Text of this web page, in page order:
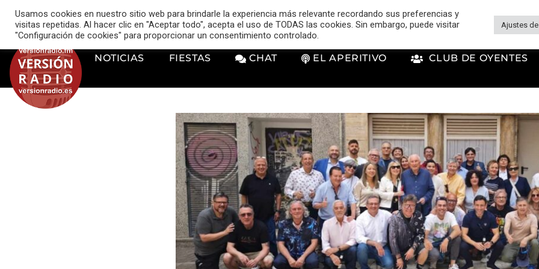
music_note VERSIÓN RADIO
NOTICIAS FIESTAS CHAT EL APERITIVO CLUB DE OYENTES
Usamos cookies en nuestro sitio web para brindarle la experiencia más relevante recordando sus preferencias y
visitas repetidas. Al hacer clic en "Aceptar todo", acepta el uso de TODAS las cookies. Sin embargo, puede visitar
"Configuración de cookies" para proporcionar un consentimiento controlado.
Ajustes